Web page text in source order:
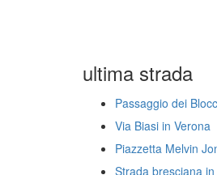
ultima strada
Passaggio dei
Via Biasi in Verona
Piazzetta Melvin
Strada bresciana